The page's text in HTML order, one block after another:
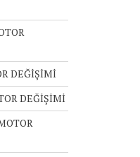
DEĞİŞİMİ
DEĞİŞİMİ